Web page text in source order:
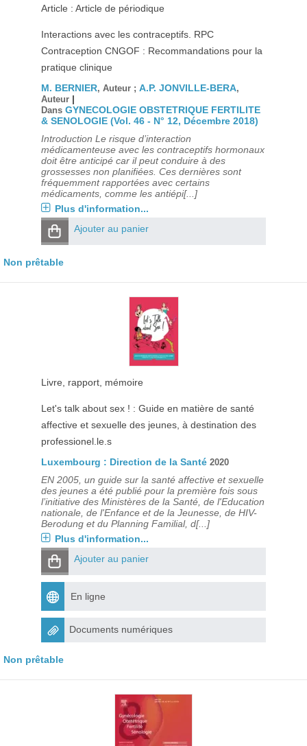
Article : Article de périodique
Interactions avec les contraceptifs. RPC
Contraception CNGOF : Recommandations pour la
pratique clinique
M. BERNIER, Auteur ; A.P. JONVILLE-BERA,
Auteur |
Dans GYNECOLOGIE OBSTETRIQUE FERTILITE
& SENOLOGIE (Vol. 46 - N° 12, Décembre 2018)
Introduction Le risque d’interaction
médicamenteuse avec les contraceptifs hormonaux
doit être anticipé car il peut conduire à des
grossesses non planifiées. Ces dernières sont
fréquemment rapportées avec certains
médicaments, comme les antiépi[...]
Plus d'information...
Ajouter au panier
Non prêtable
Livre, rapport, mémoire
Let's talk about sex ! : Guide en matière de santé
affective et sexuelle des jeunes, à destination des
professionel.le.s
Luxembourg : Direction de la Santé 2020
EN 2005, un guide sur la santé affective et sexuelle
des jeunes a été publié pour la première fois sous
l’initiative des Ministères de la Santé, de l'Education
nationale, de l'Enfance et de la Jeunesse, de HIV-
Berodung et du Planning Familial, d[...]
Plus d'information...
Ajouter au panier
En ligne
Documents numériques
Non prêtable